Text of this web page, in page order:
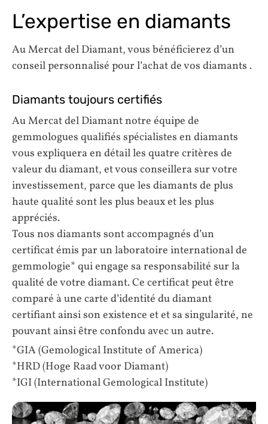
L’expertise en diamants
Au Mercat del Diamant, vous bénéficierez d’un
conseil personnalisé pour l’achat de vos diamants .
Diamants toujours certifiés
Au Mercat del Diamant notre équipe de
gemmologues qualifiés spécialistes en diamants
vous expliquera en détail les quatre critères de
valeur du diamant, et vous conseillera sur votre
investissement, parce que les diamants de plus
haute qualité sont les plus beaux et les plus
appréciés.
Tous nos diamants sont accompagnés d’un
certificat émis par un laboratoire international de
gemmologie* qui engage sa responsabilité sur la
qualité de votre diamant. Ce certificat peut être
comparé à une carte d’identité du diamant
certifiant ainsi son existence et et sa singularité, ne
pouvant ainsi être confondu avec un autre.
*GIA (Gemological Institute of America)
*HRD (Hoge Raad voor Diamant)
*IGI (International Gemological Institute)